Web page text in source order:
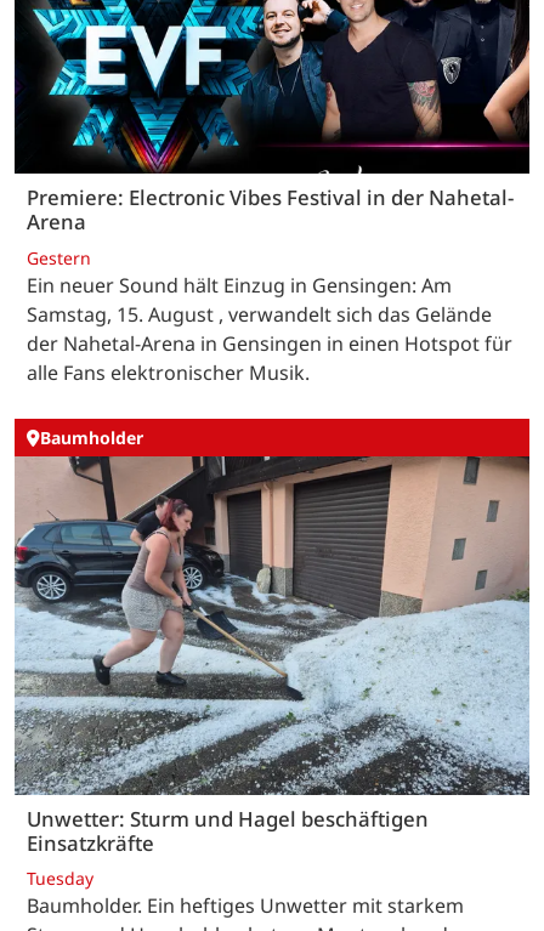
Premiere: Electronic Vibes Festival in der Nahetal-
Arena
Gestern
Ein neuer Sound hält Einzug in Gensingen: Am
Samstag, 15. August , verwandelt sich das Gelände
der Nahetal-Arena in Gensingen in einen Hotspot für
alle Fans elektronischer Musik.
Baumholder
Unwetter: Sturm und Hagel beschäftigen
Einsatzkräfte
Tuesday
Baumholder. Ein heftiges Unwetter mit starkem